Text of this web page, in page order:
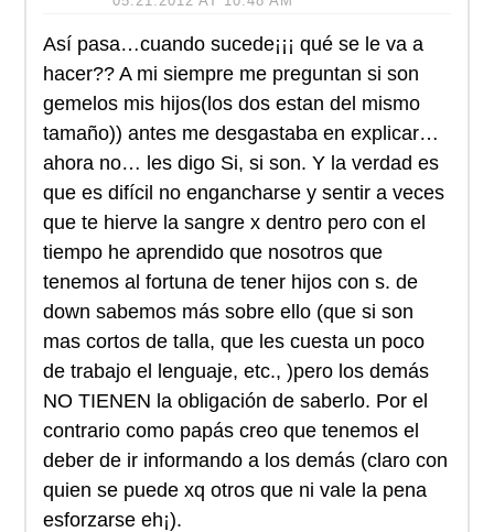
Así pasa…cuando sucede¡¡¡ qué se le va a
hacer?? A mi siempre me preguntan si son
gemelos mis hijos(los dos estan del mismo
tamaño)) antes me desgastaba en explicar…
ahora no… les digo Si, si son. Y la verdad es
que es difícil no engancharse y sentir a veces
que te hierve la sangre x dentro pero con el
tiempo he aprendido que nosotros que
tenemos al fortuna de tener hijos con s. de
down sabemos más sobre ello (que si son
mas cortos de talla, que les cuesta un poco
de trabajo el lenguaje, etc., )pero los demás
NO TIENEN la obligación de saberlo. Por el
contrario como papás creo que tenemos el
deber de ir informando a los demás (claro con
quien se puede xq otros que ni vale la pena
esforzarse eh¡).